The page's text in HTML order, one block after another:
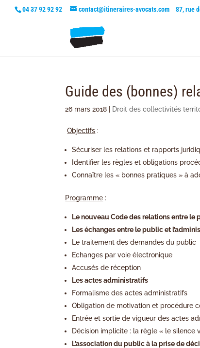
04 37 92 92 92 contact@itineraires-avocats.com 87, rue
Guide des (bonnes)
26 mars 2018 Droit des collectivités
Objectifs :
Sécuriser les relations et rapports
Identifier les règles et obligations
Connaître les « bonnes pratiques » à
Programme :
Le nouveau Code des relations entre le
Les échanges entre le public et
Le traitement des demandes du public
Echanges par voie électronique
Accusés de réception
Les actes administratifs
Formalisme des actes administratifs
Obligation de motivation et procédure
Entrée et sortie de vigueur des actes
Décision implicite : la règle « le silence
L’association du public à la prise de